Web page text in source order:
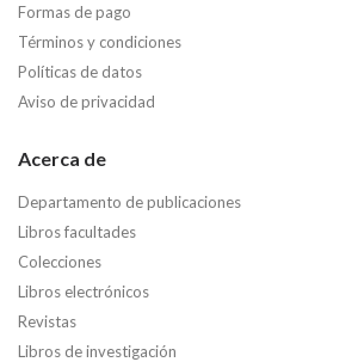
Formas de pago
Términos y condiciones
Políticas de datos
Aviso de privacidad
Acerca de
Departamento de publicaciones
Libros facultades
Colecciones
Libros electrónicos
Revistas
Libros de investigación